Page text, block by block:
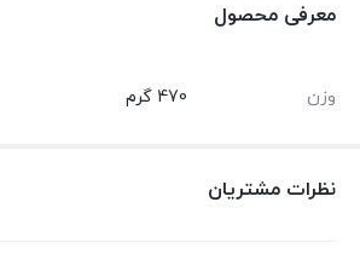
معرفی محصول
وزن 470 گرم
نظرات مشتریان